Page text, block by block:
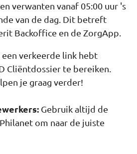
verwanten vanaf 05:00 uur 's
van de dag. Dit betreft
Backoffice en de ZorgApp.
verkeerde link hebt
Cliëntdossier te bereiken.
je graag verder!
Gebruik altijd de
om naar de juiste